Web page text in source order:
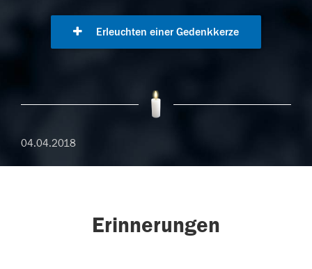
Erleuchten einer Gedenkkerze
04.04.2018
Erinnerungen